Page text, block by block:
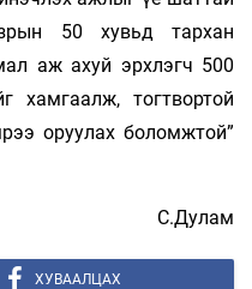
50 хувьд тархан
аж ахуй эрхлэгч 500
хамгаалж, тогтвортой
оруулах боломжтой”
С.Дулам
ХУВААЛЦАХ